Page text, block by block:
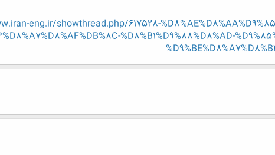
eng.ir/showthread.php/617528-%D8%AE%D8%AA%D9%85-
%D8%B1%D9%88%D8%AD-